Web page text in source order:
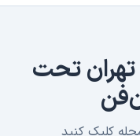
تحت
کلیک کنید